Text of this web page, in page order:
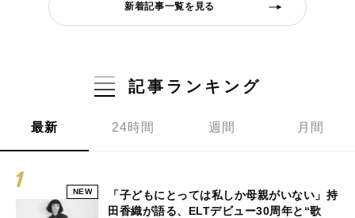
新着記事一覧を見る
記事ランキング
最新 24時間 週間 月間
NEW
「子どもにとっては私しか母親がいない」持
田香織が語る、ELTデビュー30周年と“歌